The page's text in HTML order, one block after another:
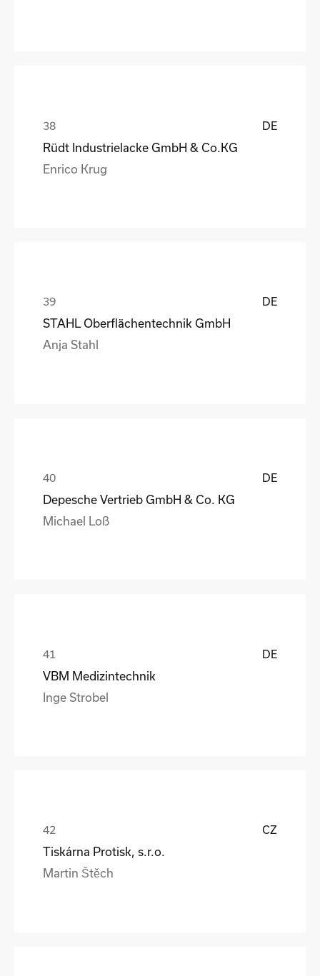
DE
Rüdt Industrielacke GmbH & Co.KG
Enrico Krug
DE
STAHL Oberflächentechnik GmbH
Anja Stahl
DE
Depesche Vertrieb GmbH & Co. KG
Michael Loß
DE
VBM Medizintechnik
Inge Strobel
CZ
Tiskárna Protisk, s.r.o.
Martin Štěch